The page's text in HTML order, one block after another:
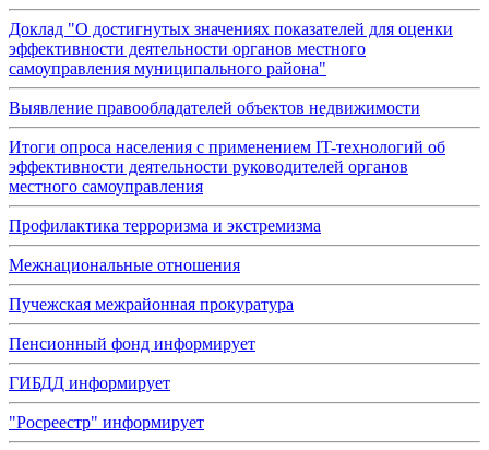
Доклад "О достигнутых значениях показателей для оценки
эффективности деятельности органов местного
самоуправления муниципального района"
Выявление правообладателей объектов недвижимости
Итоги опроса населения с применением IT-технологий об
эффективности деятельности руководителей органов
местного самоуправления
Профилактика терроризма и экстремизма
Межнациональные отношения
Пучежская межрайонная прокуратура
Пенсионный фонд информирует
ГИБДД информирует
"Росреестр" информирует